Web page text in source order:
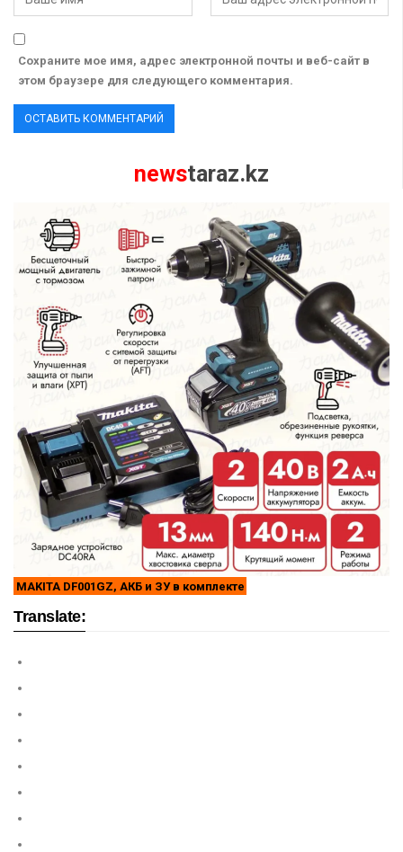
Сохраните мое имя, адрес электронной почты и веб-сайт в
этом браузере для следующего комментария.
newstaraz.kz
MAKITA DF001GZ, АКБ и ЗУ в комплекте
Translate: